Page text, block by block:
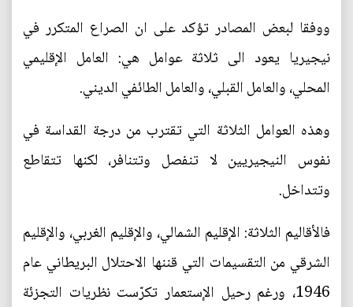
ووفقا لبعض المصادر تؤكد على ان الصراع المتكرر في
نيجيريا يعود الى ثلاثة عوامل هي: العامل الإقليمي
المحلي، والعامل القبلي، والعامل الطائفي الديني.
وهذه العوامل الثلاثة التي تقترب من درجة القداسة في
نفوس النيجيريين لا تنفصل وتتنافر، لكنها تتقاطع
وتتداخل.
فالأقاليم الثلاثة: الإقليم الشمالي، والإقليم الغربي، والإقليم
الشرقي من التقسيمات التي قننها الاحتلال البريطاني عام
1946، ورغم رحيل الإستعمار تكرّست نظريات التجزئة